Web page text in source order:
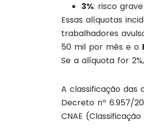
3%: risco
Essas alíquotas
trabalhadores
50 mil por mês e o
Se a alíquota for
A classificação das
Decreto nº 6.957/
CNAE